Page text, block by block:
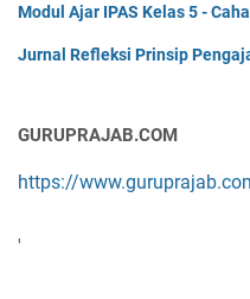
Modul Ajar IPAS Kelas 5 -
Jurnal Refleksi Prinsip
GURUPRAJAB.COM
https://
'